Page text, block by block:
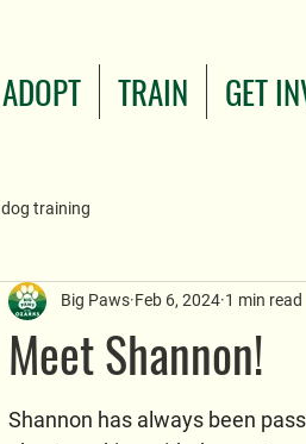
ADOPT TRAIN GET
dog training
Meet Shannon!
Big Paws Feb 6, 2024 1 min read
Shannon has always been